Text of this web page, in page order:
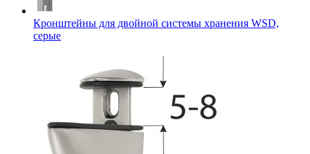
Кронштейны для двойной системы хранения WSD,
серые